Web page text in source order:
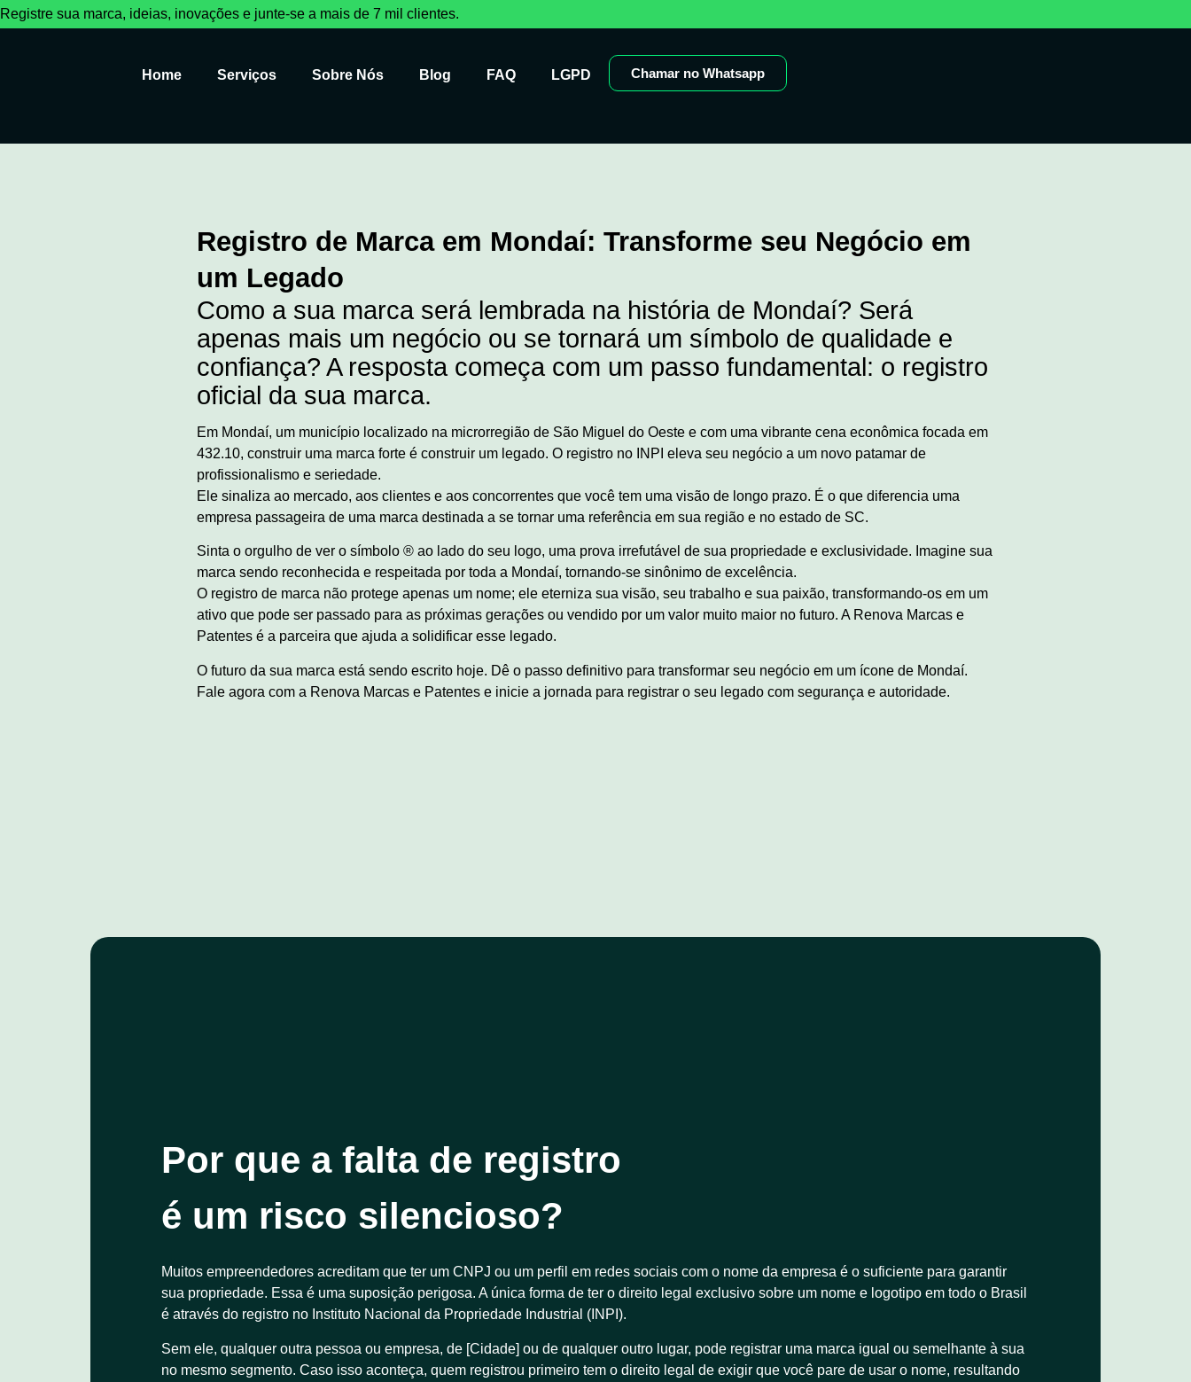
Registre sua marca, ideias, inovações e junte-se a mais de 7 mil clientes.
Home Serviços Sobre Nós Blog FAQ LGPD Chamar no Whatsapp
Registro de Marca em Mondaí: Transforme seu Negócio em
um Legado
Como a sua marca será lembrada na história de Mondaí? Será
apenas mais um negócio ou se tornará um símbolo de qualidade e
confiança? A resposta começa com um passo fundamental: o registro
oficial da sua marca.
Em Mondaí, um município localizado na microrregião de São Miguel do Oeste e com uma vibrante cena econômica focada em
432.10, construir uma marca forte é construir um legado. O registro no INPI eleva seu negócio a um novo patamar de
profissionalismo e seriedade.
Ele sinaliza ao mercado, aos clientes e aos concorrentes que você tem uma visão de longo prazo. É o que diferencia uma
empresa passageira de uma marca destinada a se tornar uma referência em sua região e no estado de SC.
Sinta o orgulho de ver o símbolo ® ao lado do seu logo, uma prova irrefutável de sua propriedade e exclusividade. Imagine sua
marca sendo reconhecida e respeitada por toda a Mondaí, tornando-se sinônimo de excelência.
O registro de marca não protege apenas um nome; ele eterniza sua visão, seu trabalho e sua paixão, transformando-os em um
ativo que pode ser passado para as próximas gerações ou vendido por um valor muito maior no futuro. A Renova Marcas e
Patentes é a parceira que ajuda a solidificar esse legado.
O futuro da sua marca está sendo escrito hoje. Dê o passo definitivo para transformar seu negócio em um ícone de Mondaí.
Fale agora com a Renova Marcas e Patentes e inicie a jornada para registrar o seu legado com segurança e autoridade.
Por que a falta de registro
é um risco silencioso?
Muitos empreendedores acreditam que ter um CNPJ ou um perfil em redes sociais com o nome da empresa é o suficiente para garantir
sua propriedade. Essa é uma suposição perigosa. A única forma de ter o direito legal exclusivo sobre um nome e logotipo em todo o Brasil
é através do registro no Instituto Nacional da Propriedade Industrial (INPI).
Sem ele, qualquer outra pessoa ou empresa, de [Cidade] ou de qualquer outro lugar, pode registrar uma marca igual ou semelhante à sua
no mesmo segmento. Caso isso aconteça, quem registrou primeiro tem o direito legal de exigir que você pare de usar o nome, resultando